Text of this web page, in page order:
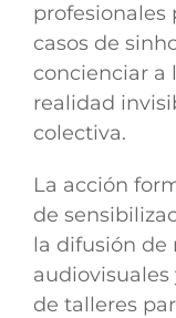
profesionales
casos de
concienciar a
realidad
colectiva.
La acción
de
la difusión de
de talleres